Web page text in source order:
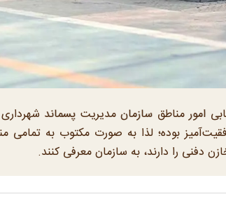
از منطقه ۱۲ موفقیت‌آمیز بوده؛ لذا به صورت
دفنی را دارند، به سازمان معرفی کنند.